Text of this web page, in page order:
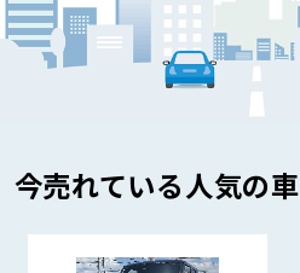
今売れている人気の車